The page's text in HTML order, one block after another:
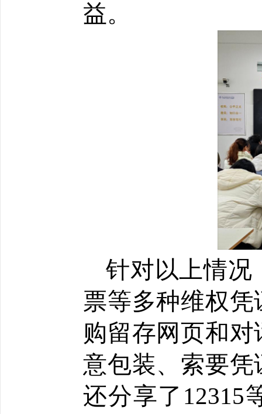
益。
票等多种维权
购留存网页和
意包装、索要
还分享了12315